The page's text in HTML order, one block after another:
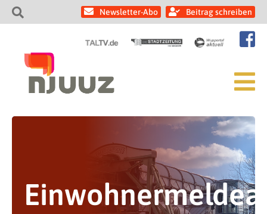
Newsletter-Abo Beitrag schreiben